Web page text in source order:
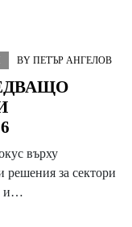
BY ПЕТЪР АНГЕЛОВ
върху
решения за сектори
и…